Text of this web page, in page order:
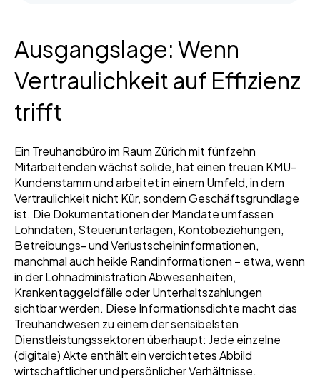
Ausgangslage: Wenn
Vertraulichkeit auf Effizienz
trifft
Ein Treuhandbüro im Raum Zürich mit fünfzehn
Mitarbeitenden wächst solide, hat einen treuen KMU-
Kundenstamm und arbeitet in einem Umfeld, in dem
Vertraulichkeit nicht Kür, sondern Geschäftsgrundlage
ist. Die Dokumentationen der Mandate umfassen
Lohndaten, Steuerunterlagen, Kontobeziehungen,
Betreibungs- und Verlustscheininformationen,
manchmal auch heikle Randinformationen – etwa, wenn
in der Lohnadministration Abwesenheiten,
Krankentaggeldfälle oder Unterhaltszahlungen
sichtbar werden. Diese Informationsdichte macht das
Treuhandwesen zu einem der sensibelsten
Dienstleistungssektoren überhaupt: Jede einzelne
(digitale) Akte enthält ein verdichtetes Abbild
wirtschaftlicher und persönlicher Verhältnisse.